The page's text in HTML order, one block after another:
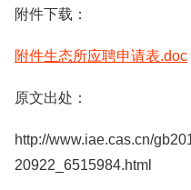
附件下载：
附件生态所应聘申请表.doc
原文出处：
http://www.iae.cas.cn/
20922_6515984.html